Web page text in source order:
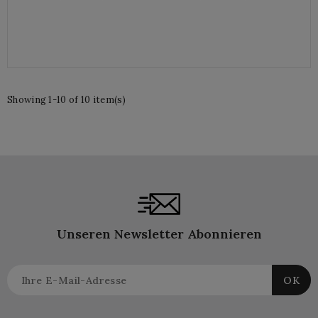
Showing 1-10 of 10 item(s)
Unseren Newsletter Abonnieren